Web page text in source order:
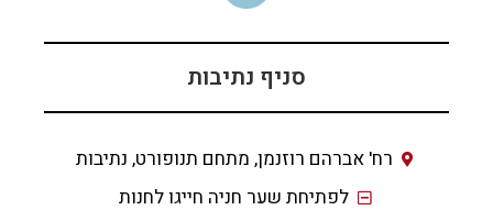
סניף נתיבות
רח' אברהם רוזנמן, מתחם תנופורט, נתיבות
לפתיחת שער חניה חייגו לחנות